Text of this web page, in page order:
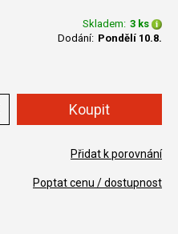
Skladem: 3 ks
Dodání: Pondělí 10.8.
Přidat k porovnání
Poptat cenu / dostupnost